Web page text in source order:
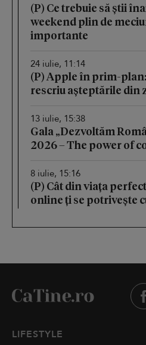
(P) Ce trebuie să știi
weekend plin de
importante
24 iulie, 11:14
(P) Apple în prim-
rescriu așteptările din
13 iulie, 15:38
Gala „Dezvoltăm
2026 – The power of
8 iulie, 15:16
(P) Cât din viața
online ți se potrivește
LIFESTYLE